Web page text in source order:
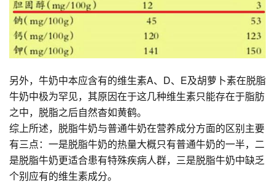
另外，牛奶中本应含有的维生素A、D、E及胡萝卜素在脱脂
牛奶中极为罕见，其原因在于这几种维生素只能存在于脂肪
之中，脱脂之后自然杳如黄鹤。
综上所述，脱脂牛奶与普通牛奶在营养成分方面的区别主要
有三点：一是脱脂牛奶的热量大概只有普通牛奶的一半，二
是脱脂牛奶更适合患有特殊疾病人群，三是脱脂牛奶中缺乏
个别应有的维生素成分。